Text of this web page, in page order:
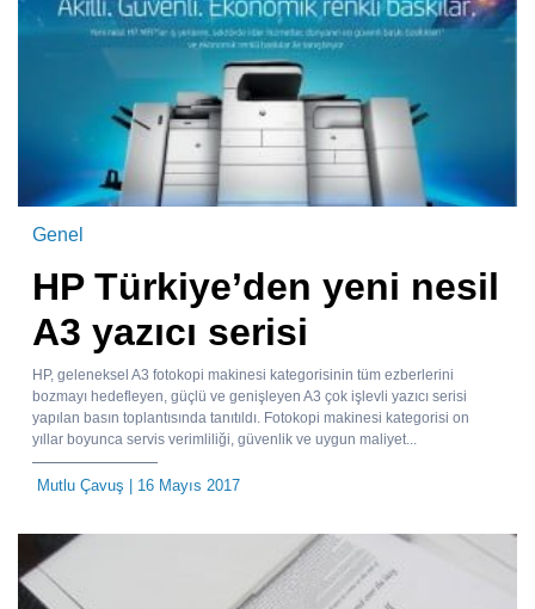
Genel
HP Türkiye’den yeni nesil
A3 yazıcı serisi
HP, geleneksel A3 fotokopi makinesi kategorisinin tüm ezberlerini
bozmayı hedefleyen, güçlü ve genişleyen A3 çok işlevli yazıcı serisi
yapılan basın toplantısında tanıtıldı. Fotokopi makinesi kategorisi on
yıllar boyunca servis verimliliği, güvenlik ve uygun maliyet...
Mutlu Çavuş | 16 Mayıs 2017